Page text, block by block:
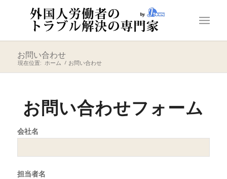
お問い合わせ
現在位置: ホーム / お問い合わせ
お問い合わせフォーム
会社名
担当者名